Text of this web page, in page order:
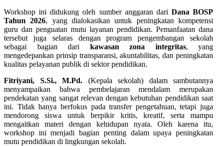
Workshop ini didukung oleh sumber anggaran dari Dana BOSP
Tahun 2026, yang dialokasikan untuk peningkatan kompetensi
guru dan penguatan mutu layanan pendidikan. Pemanfaatan dana
tersebut juga selaras dengan program pengembangan sekolah
sebagai bagian dari kawasan zona integritas, yang
mengedepankan prinsip transparansi, akuntabilitas, dan peningkatan
kualitas pelayanan publik di sektor pendidikan.
Fitriyani, S.Si., M.Pd. (Kepala sekolah) dalam sambutannya
menyampaikan bahwa pembelajaran mendalam merupakan
pendekatan yang sangat relevan dengan kebutuhan pendidikan saat
ini. Tidak hanya berfokus pada transfer pengetahuan, tetapi juga
mendorong siswa untuk berpikir kritis, kreatif, serta mampu
mengaitkan materi dengan kehidupan nyata. Oleh karena itu,
workshop ini menjadi bagian penting dalam upaya peningkatan
mutu pendidikan di lingkungan sekolah.